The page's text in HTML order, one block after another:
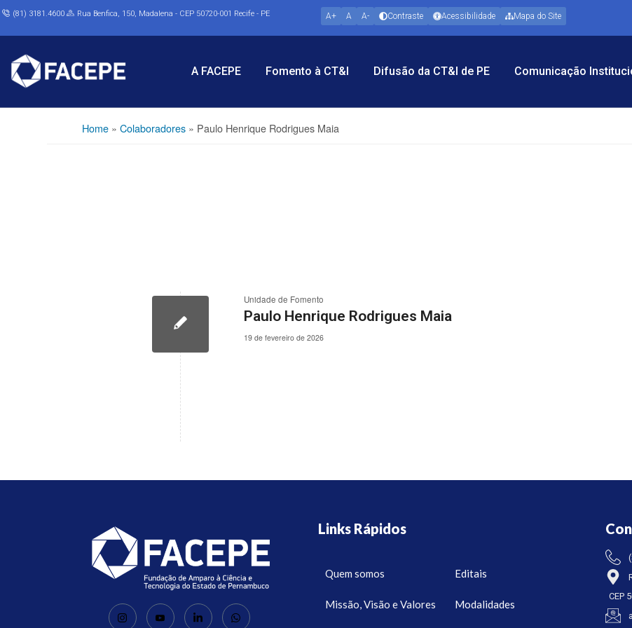
Home »Colaboradores » Paulo Henrique Rodrigues Maia
(81) 3181.4600 Rua Benfica, 150, Madalena - CEP 50720-001 Recife - PE A+ A A- Contraste Acessibilidade Mapa do Site
A FACEPE Fomento à CT&I Difusão da CT&I de PE Comunicação
Unidade de Fomento
Paulo Henrique Rodrigues Maia
19 de fevereiro de 2026
Links Rápidos
Quem somos
Missão, Visão e Valores
Editais
Modalidades
CEP